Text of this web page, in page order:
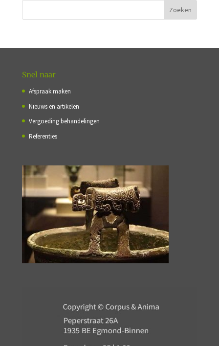
Snel naar
Afspraak maken
Nieuws en artikelen
Vergoeding behandelingen
Referenties